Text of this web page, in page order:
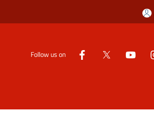
Follow us on